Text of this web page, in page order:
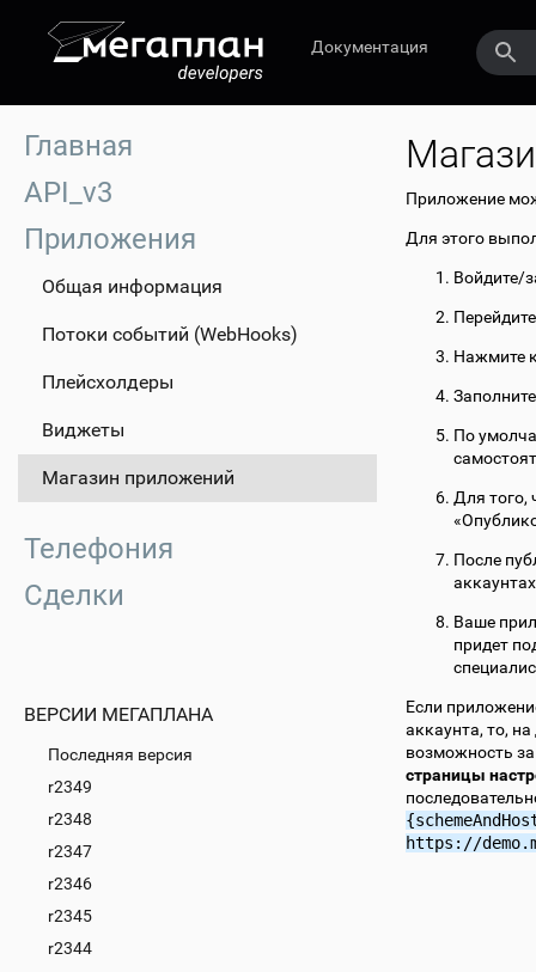
Документация
Главная
API_v3
Приложения
Общая информация
Потоки событий (WebHooks)
Плейсхолдеры
Виджеты
Магазин приложений
Телефония
Сделки
ВЕРСИИ МЕГАПЛАНА
Последняя версия
r2349
r2348
r2347
r2346
r2345
r2344
Приложение
Для этого
Войдите/
Нажмите
По
Для того,
После
Ваше
придет
Если
аккаунта, то,
возможность
страницы
https://